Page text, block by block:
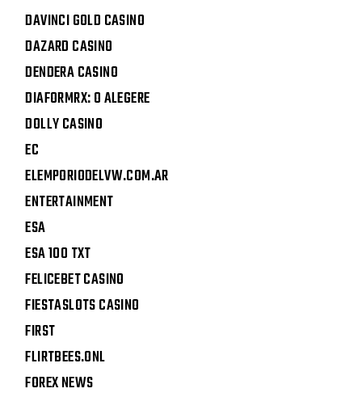
DAVINCI GOLD CASINO
DAZARD CASINO
DENDERA CASINO
DIAFORMRX: O ALEGERE
DOLLY CASINO
EC
ELEMPORIODELVW.COM.AR
ENTERTAINMENT
ESA
ESA 100 TXT
FELICEBET CASINO
FIESTASLOTS CASINO
FIRST
FLIRTBEES.ONL
FOREX NEWS